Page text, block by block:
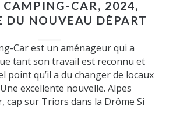
CAMPING-CAR, 2024,
DU NOUVEAU DÉPART
Car est un aménageur qui a
tant son travail est reconnu et
point qu’il a du changer de locaux
excellente nouvelle. Alpes
cap sur Triors dans la Drôme Si